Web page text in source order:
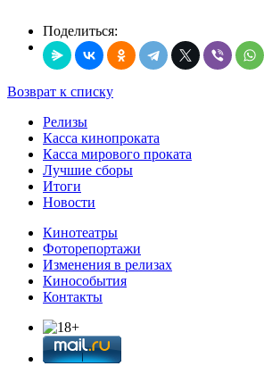
Поделиться:
Возврат к списку
Релизы
Касса кинопроката
Касса мирового проката
Лучшие сборы
Итоги
Новости
Кинотеатры
Фоторепортажи
Изменения в релизах
Кинособытия
Контакты